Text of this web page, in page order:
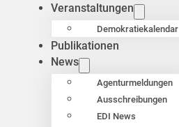
Veranstaltungen
Demokratiekalendar
Publikationen
News
Agenturmeldungen
Ausschreibungen
EDI News